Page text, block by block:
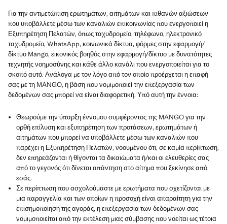
Για την αντιμετώπιση ερωτημάτων, αιτημάτων και πιθανών αξιώσεων
που υποβάλλετε μέσω των καναλιών επικοινωνίας που ενεργοποιεί η
Εξυπηρέτηση Πελατών, όπως ταχυδρομείο, τηλέφωνο, ηλεκτρονικό
ταχυδρομείο, WhatsApp, κοινωνικά δίκτυα, φόρμες στην εφαρμογή/
δίκτυο Mango, εικονικός βοηθός στην εφαρμογή/δίκτυο με δυνατότητες
τεχνητής νοημοσύνης και κάθε άλλο κανάλι που ενεργοποιείται για το
σκοπό αυτό. Ανάλογα με τον λόγο από τον οποίο προέρχεται η επαφή
σας με τη MANGO, η βάση που νομιμοποιεί την επεξεργασία των
δεδομένων σας μπορεί να είναι διαφορετική. Υπό αυτή την έννοια:
Θεωρούμε την ύπαρξη έννομου συμφέροντος της MANGO για την
ορθή επίλυση και εξυπηρέτηση των προτάσεων, ερωτημάτων ή
αιτημάτων που μπορεί να υποβάλλετε μέσω των καναλιών που
παρέχει η Εξυπηρέτηση Πελατών, νοουμένου ότι, σε καμία περίπτωση,
δεν επηρεάζονται ή θίγονται τα δικαιώματα ή/και οι ελευθερίες σας
από το γεγονός ότι δίνεται απάντηση στο αίτημα που ξεκίνησε από
εσάς.
Σε περίπτωση που ασχολούμαστε με ερωτήματα που σχετίζονται με
μια παραγγελία και των οποίων η προσοχή είναι απαραίτητη για την
επισημοποίηση της αγοράς, η επεξεργασία των δεδομένων σας
νομιμοποιείται από την εκτέλεση μιας σύμβασης που νοείται ως τέτοια